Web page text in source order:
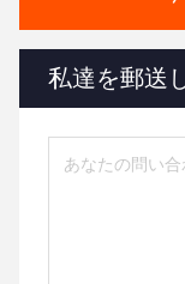
私達を郵送